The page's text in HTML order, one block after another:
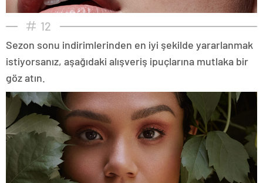
12
Sezon sonu indirimlerinden en iyi şekilde yararlanmak
istiyorsanız, aşağıdaki alışveriş ipuçlarına mutlaka bir
göz atın.